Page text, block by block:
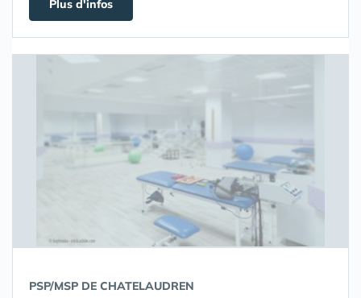
Plus d'infos
PSP/MSP DE CHATELAUDREN